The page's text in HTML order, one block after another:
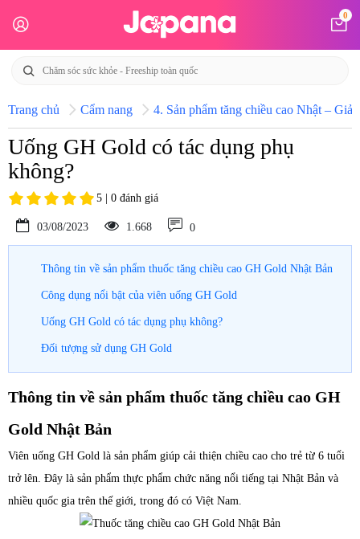
0
Trang chủ Cẩm nang 4. Sản phẩm tăng chiều cao Nhật –
Uống GH Gold có tác dụng phụ
không?
5 | 0 đánh giá
03/08/2023 1.668 0
Thông tin về sản phẩm thuốc tăng chiều cao GH Gold Nhật Bản
Công dụng nổi bật của viên uống GH Gold
Uống GH Gold có tác dụng phụ không?
Đối tượng sử dụng GH Gold
Thông tin về sản phẩm thuốc tăng chiều cao GH
Gold Nhật Bản
Viên uống GH Gold là sản phẩm giúp cải thiện chiều cao cho trẻ từ 6 tuổi
trở lên. Đây là sản phẩm thực phẩm chức năng nổi tiếng tại Nhật Bản và
nhiều quốc gia trên thế giới, trong đó có Việt Nam.